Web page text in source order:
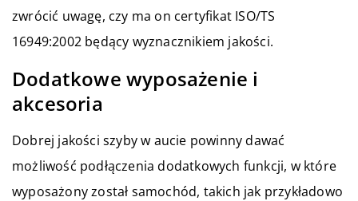
zwrócić uwagę, czy ma on certyfikat ISO/TS
16949:2002 będący wyznacznikiem jakości.
Dodatkowe wyposażenie i
akcesoria
Dobrej jakości szyby w aucie powinny dawać
możliwość podłączenia dodatkowych funkcji, w które
wyposażony został samochód, takich jak przykładowo